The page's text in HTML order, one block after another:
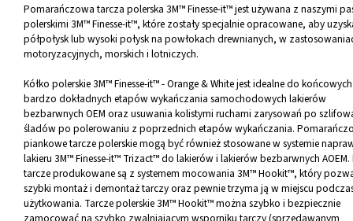
Pomarańczowa tarcza polerska 3M™ Finesse-it™ jest używana z naszymi
polerskimi 3M™ Finesse-it™, które zostały specjalnie opracowane, aby
półpołysk lub wysoki połysk na powłokach drewnianych, w
motoryzacyjnych, morskich i lotniczych.
Kółko polerskie 3M™ Finesse-it™ - Orange & White jest idealne do
bardzo dokładnych etapów wykańczania samochodowych lakierów
bezbarwnych OEM oraz usuwania kolistymi ruchami zarysowań po
śladów po polerowaniu z poprzednich etapów wykańczania.
piankowe tarcze polerskie mogą być również stosowane w systemie
lakieru 3M™ Finesse-it™ Trizact™ do lakierów i lakierów bezbarwnych AOEM.
tarcze produkowane są z systemem mocowania 3M™ Hookit™, który
szybki montaż i demontaż tarczy oraz pewnie trzyma ją w miejscu
użytkowania. Tarcze polerskie 3M™ Hookit™ można szybko i bezpiecznie
zamocować na szybko zwalniającym wsporniku tarczy (sprzedawanym